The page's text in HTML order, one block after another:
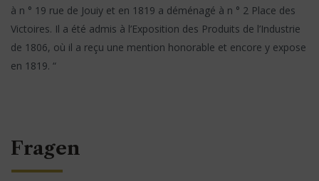
à n ° 19 rue de Jouiy et en 1819 a déménagé à n ° 2 Place des
Victoires. Il a été admis à l’Exposition des Produits de l’Industrie
de 1806, où il a reçu une mention honorable et encore y expose
en 1819. “
Fragen